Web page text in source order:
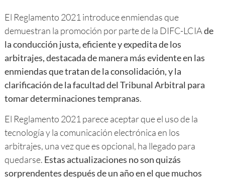
El Reglamento 2021 introduce enmiendas que
demuestran la promoción por parte de la DIFC-LCIAde
la conducción justa, eficiente y expedita de los
arbitrajes, destacada de manera más evidente en las
enmiendas que tratan de la consolidación, y la
clarificación de la facultad del Tribunal Arbitral para
tomar determinaciones tempranas.
El Reglamento 2021 parece aceptar que el uso de la
tecnología y la comunicación electrónica en los
arbitrajes, una vez que es opcional, ha llegado para
quedarse. Estas actualizaciones no son quizás
sorprendentes después de un año en el que muchos